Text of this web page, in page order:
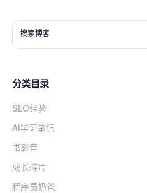
搜索博客
分类目录
SEO经验
AI学习笔记
书影音
成长碎片
程序员奶爸